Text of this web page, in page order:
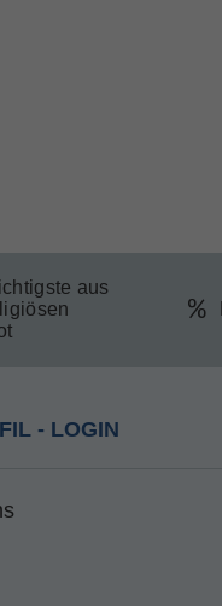
aus
- LOGIN